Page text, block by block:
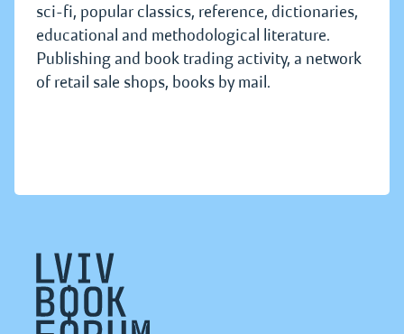
sci-fi, popular classics, reference, dictionaries,
educational and methodological literature.
Publishing and book trading activity, a network
of retail sale shops, books by mail.